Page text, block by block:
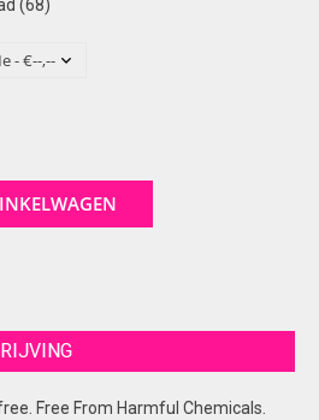
(68)
Free From Harmful Chemicals.